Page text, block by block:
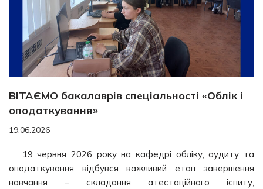
ВІТАЄМО бакалаврів спеціальності «Облік і
оподаткування»
19.06.2026
19 червня 2026 року на кафедрі обліку, аудиту та
оподаткування відбувся важливий етап завершення
навчання – складання атестаційного іспиту,